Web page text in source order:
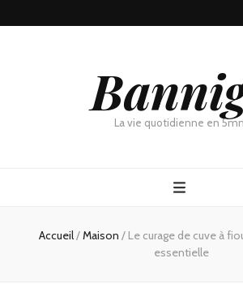
La vie quotidienne en
Accueil/Maison / Le curage de cuve à
essentielle